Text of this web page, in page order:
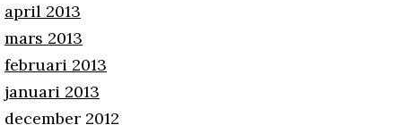
april 2013
mars 2013
februari 2013
januari 2013
december 2012